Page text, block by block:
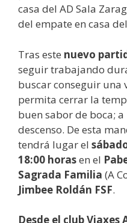
casa del AD Sala
del empate en casa
Tras este nuevo
seguir trabajando
buscar conseguir una
permita cerrar la
buen sabor de boca;
descenso. De esta
tendrá lugar el
18:00 horasen el
Sagrada Familia (A
Jimbee Roldán FSF.
Desde el club Viaxes